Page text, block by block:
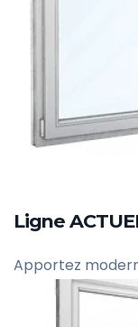
Ligne
Apportez